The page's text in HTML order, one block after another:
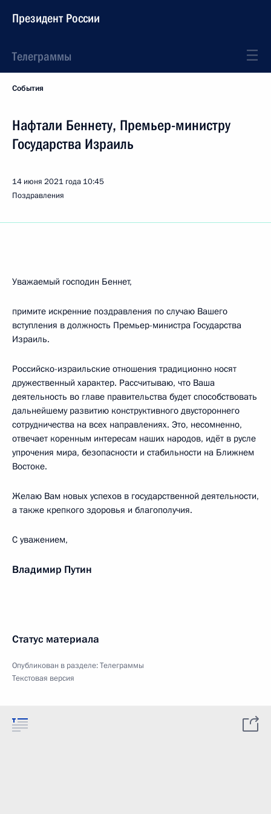
Президент России
Телеграммы
События
Нафтали Беннету, Премьер-министру
Государства Израиль
14 июня 2021 года 10:45
Поздравления
Уважаемый господин Беннет,
примите искренние поздравления по случаю Вашего
вступления в должность Премьер-министра Государства
Израиль.
Российско-израильские отношения традиционно носят
дружественный характер. Рассчитываю, что Ваша
деятельность во главе правительства будет способствовать
дальнейшему развитию конструктивного двустороннего
сотрудничества на всех направлениях. Это, несомненно,
отвечает коренным интересам наших народов, идёт в русле
упрочения мира, безопасности и стабильности на Ближнем
Востоке.
Желаю Вам новых успехов в государственной деятельности,
а также крепкого здоровья и благополучия.
С уважением,
Владимир Путин
Статус материала
Опубликован в разделе:Телеграммы
Текстовая версия